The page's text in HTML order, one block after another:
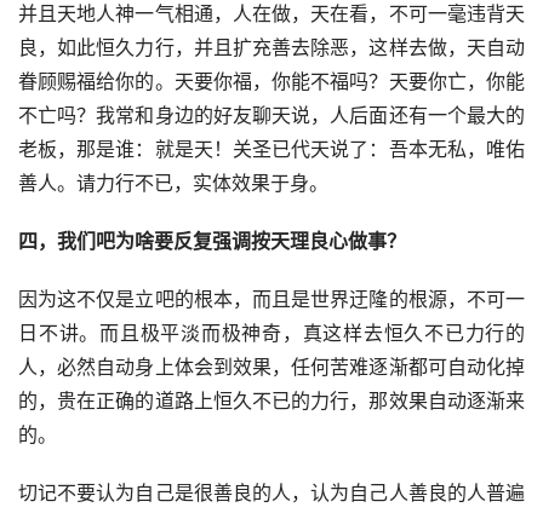
并且天地人神一气相通，人在做，天在看，不可一毫违背天
良，如此恒久力行，并且扩充善去除恶，这样去做，天自动
眷顾赐福给你的。天要你福，你能不福吗？天要你亡，你能
不亡吗？我常和身边的好友聊天说，人后面还有一个最大的
老板，那是谁：就是天！关圣已代天说了：吾本无私，唯佑
善人。请力行不已，实体效果于身。
四，我们吧为啥要反复强调按天理良心做事？
因为这不仅是立吧的根本，而且是世界迂隆的根源，不可一
日不讲。而且极平淡而极神奇，真这样去恒久不已力行的
人，必然自动身上体会到效果，任何苦难逐渐都可自动化掉
的，贵在正确的道路上恒久不已的力行，那效果自动逐渐来
的。
切记不要认为自己是很善良的人，认为自己人善良的人普遍